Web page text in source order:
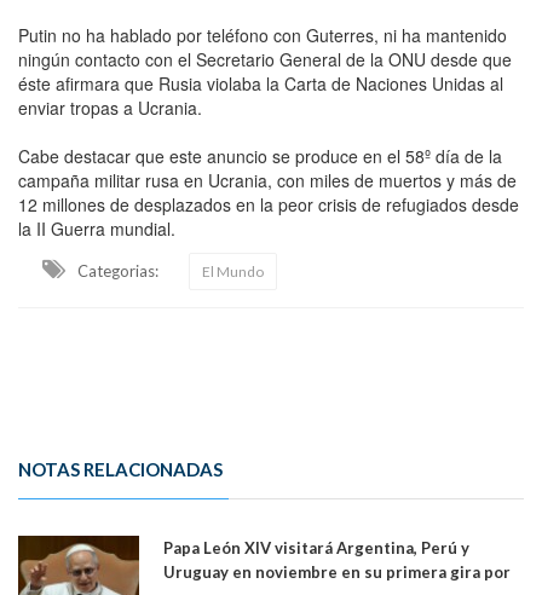
Putin no ha hablado por teléfono con Guterres, ni ha mantenido
ningún contacto con el Secretario General de la ONU desde que
éste afirmara que Rusia violaba la Carta de Naciones Unidas al
enviar tropas a Ucrania.
Cabe destacar que este anuncio se produce en el 58º día de la
campaña militar rusa en Ucrania, con miles de muertos y más de
12 millones de desplazados en la peor crisis de refugiados desde
la II Guerra mundial.
Categorias: El Mundo
NOTAS RELACIONADAS
Papa León XIV visitará Argentina, Perú y
Uruguay en noviembre en su primera gira por